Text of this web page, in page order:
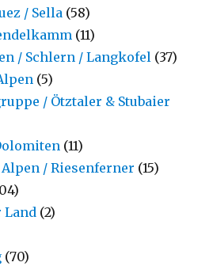
/ Sella (58)
(11)
/ Schlern / Langkofel (37)
(5)
/ Ötztaler & Stubaier
(11)
/ Riesenferner (15)
Land (2)
(70)